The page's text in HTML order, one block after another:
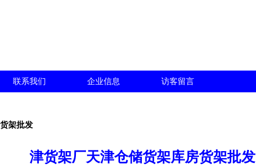
联系我们 企业信息 访客留言
架批发
津货架厂天津仓储货架库房货架批发